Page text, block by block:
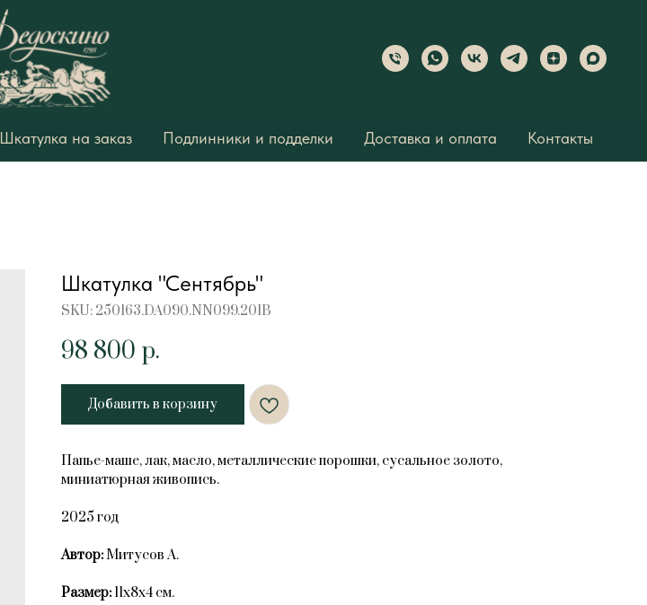
Шкатулка на заказ Подлинники и подделки Доставка и оплата Контакты
Шкатулка "Сентябрь"
SKU: 250163.DA090.NN099.201B
98 800 р.
Добавить в корзину
Папье-маше, лак, масло, металлические порошки, сусальное золото,
миниатюрная живопись.
2025 год
Автор: Митусов А.
Размер: 11х8х4 см.